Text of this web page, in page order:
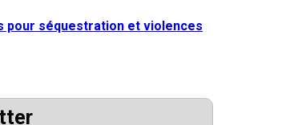
pour séquestration et violences